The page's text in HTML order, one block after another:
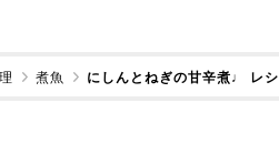
煮魚 にしんとねぎの甘辛煮♩ レ